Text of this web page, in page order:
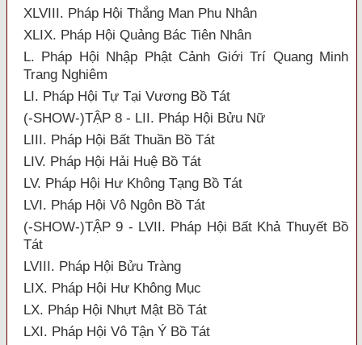
XLVIII. Pháp Hội Thắng Man Phu Nhân
XLIX. Pháp Hội Quảng Bác Tiên Nhân
L. Pháp Hội Nhập Phật Cảnh Giới Trí Quang Minh
Trang Nghiêm
LI. Pháp Hội Tự Tại Vương Bồ Tát
(-SHOW-)TẬP 8 - LII. Pháp Hội Bửu Nữ
LIII. Pháp Hội Bất Thuần Bồ Tát
LIV. Pháp Hội Hải Huệ Bồ Tát
LV. Pháp Hội Hư Không Tạng Bồ Tát
LVI. Pháp Hội Vô Ngôn Bồ Tát
(-SHOW-)TẬP 9 - LVII. Pháp Hội Bất Khả Thuyết Bồ
Tát
LVIII. Pháp Hội Bửu Tràng
LIX. Pháp Hội Hư Không Mục
LX. Pháp Hội Nhựt Mật Bồ Tát
LXI. Pháp Hội Vô Tận Ý Bồ Tát